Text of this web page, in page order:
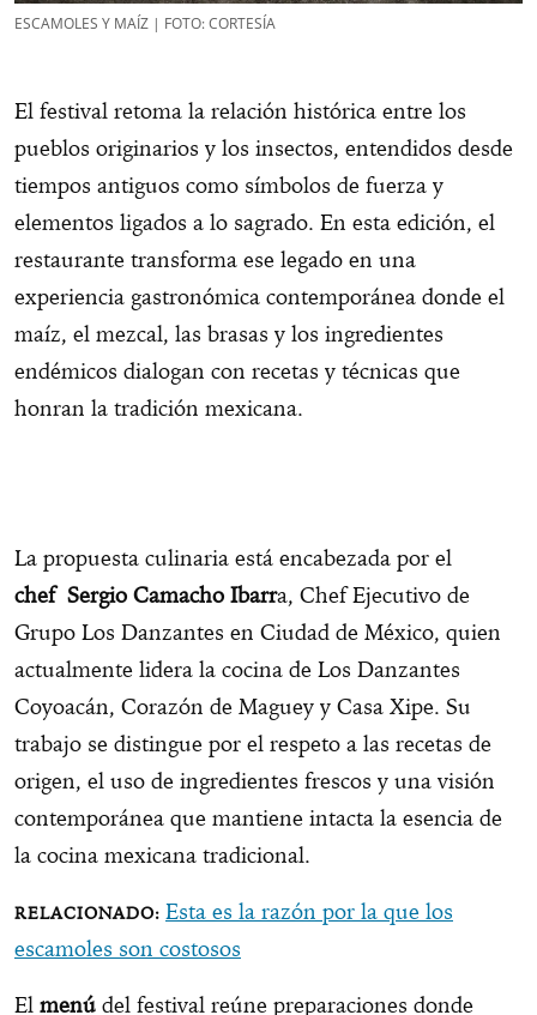
ESCAMOLES Y MAÍZ | FOTO: CORTESÍA
El festival retoma la relación histórica entre los
pueblos originarios y los insectos, entendidos desde
tiempos antiguos como símbolos de fuerza y
elementos ligados a lo sagrado. En esta edición, el
restaurante transforma ese legado en una
experiencia gastronómica contemporánea donde el
maíz, el mezcal, las brasas y los ingredientes
endémicos dialogan con recetas y técnicas que
honran la tradición mexicana.
La propuesta culinaria está encabezada por el
chef Sergio Camacho Ibarra, Chef Ejecutivo de
Grupo Los Danzantes en Ciudad de México, quien
actualmente lidera la cocina de Los Danzantes
Coyoacán, Corazón de Maguey y Casa Xipe. Su
trabajo se distingue por el respeto a las recetas de
origen, el uso de ingredientes frescos y una visión
contemporánea que mantiene intacta la esencia de
la cocina mexicana tradicional.
Esta es la razón por la que los
escamoles son costosos
El menú del festival reúne preparaciones donde